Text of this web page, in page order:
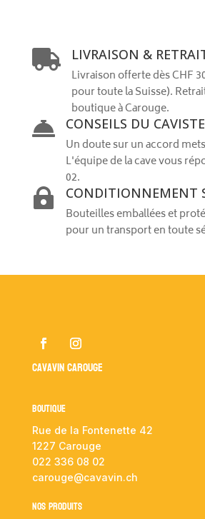
 LIVRAISON &
Livraison offerte dès CHF
pour toute la Suisse).
boutique à Carouge.
 CONSEILS DU CAVISTE
Un doute sur un accord
L'équipe de la cave vous
02.
 CONDITIONNEMENT
Bouteilles emballées et
pour un transport en toute
Cavavin Carouge
Boutique
Rue de la Fontenette 42
1227 Carouge
022 336 08 02
carouge@cavavin.ch
NOS PRODUITS